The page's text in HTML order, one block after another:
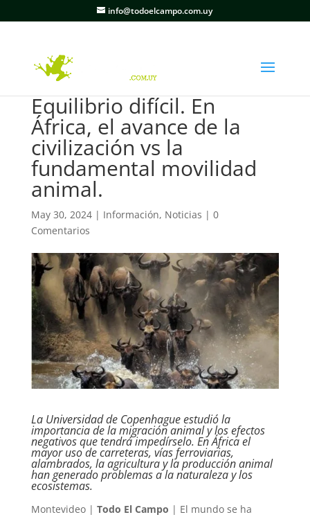
info@todoelcampo.com.uy
Equilibrio difícil. En
África, el avance de la
civilización vs la
fundamental movilidad
animal.
May 30, 2024| Información, Noticias | 0
Comentarios
La Universidad de Copenhague estudió la
importancia de la migración animal y los efectos
negativos que tendrá impedírselo. En África el
mayor uso de carreteras, vías ferroviarias,
alambrados, la agricultura y la producción animal
han generado problemas a la naturaleza y los
ecosistemas.
Montevideo | Todo El Campo | El mundo se ha